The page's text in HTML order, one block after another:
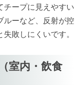
チープに見えやすい
ルーなど、反射が控
敗しにくいです。
室内・飲食